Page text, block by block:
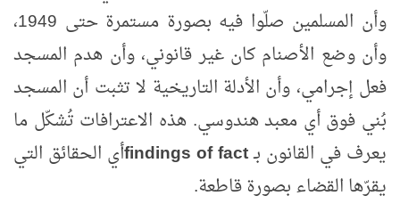
وأن المسلمين صلّوا فيه بصورة مستمرة حتى 1949،
وأن وضع الأصنام كان غير قانوني، وأن هدم المسجد
فعل إجرامي، وأن الأدلة التاريخية لا تثبت أن المسجد
بُني فوق أي معبد هندوسي. هذه الاعترافات تُشكّل ما
يعرف في القانون بـfindings of factأي الحقائق التي
يقرّها القضاء بصورة قاطعة.